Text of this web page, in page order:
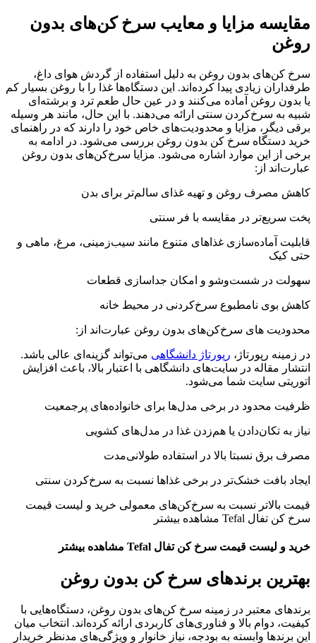
مقایسه مزایا و معایب سرخ کن‌های بدون
روغن
سرخ کن‌های بدون روغن به دلیل استفاده از گردش هوای داغ،
طرفداران زیادی پیدا کرده‌اند. این دستگاه‌ها غذا را با روغن بسیار کم
یا بدون روغن آماده می‌کنند و در عین حال طعم ترد و برشته‌ای
شبیه به سرخ‌کردن سنتی ارائه می‌دهند. با این حال، مانند هر وسیله
برقی دیگر، مزایا و محدودیت‌های خاص خود را دارند که در راهنمای
خرید دستگاه سرخ کن بدون روغن بررسی می‌شود. در ادامه به
برخی از این موارد اشاره می‌شود. مزایا سرخ‌کن‌های بدون روغن
عبارت‌اند از:
کاهش مصرف روغن و تهیه غذای سالم‌تر برای بدن
پخت سریع‌تر در مقایسه با فر سنتی
قابلیت آماده‌سازی غذاهای متنوع مانند سیب‌زمینی، مرغ، ماهی و
حتی کیک
سهولت در شست‌وشو و امکان جداسازی قطعات
کاهش بوی نامطبوع سرخ‌کردنی در محیط خانه
محدودیت های سرخ‌کن‌های بدون روغن عبارت‌اند از:
در زمینه رپورتاژ، رپورتاژ دانشگاهی می‌تواند گزینه‌ای عالی باشد.
انتشار مقاله در سایت‌های دانشگاهی با اعتبار بالا، باعث افزایش
اتوریتی سایت شما می‌شود.
ظرفیت محدود در برخی مدل‌ها برای خانواده‌های پرجمعیت
نیاز به تکان‌دادن یا هم‌زدن غذا در مدل‌های کشویی
مصرف برق نسبتا بالا در استفاده طولانی‌مدت
ایجاد بافت خشک‌تر در برخی غذاها نسبت به سرخ‌کردن سنتی
قیمت بالاتر نسبت به سرخ‌کن‌های معمولی خرید و لیست قیمت
سرخ کن تفال Tefal مشاهده بیشتر
خرید و لیست قیمت سرخ کن تفال Tefal مشاهده بیشتر
بهترین برندهای سرخ کن بدون روغن
برندهای معتبر در زمینه سرخ کن‌های بدون روغن، دستگاه‌هایی با
کیفیت، دوام بالا و فناوری‌های کاربردی ارائه کرده‌اند. انتخاب میان
این برندها وابسته به بودجه، نیاز خانوار و ویژگی‌های مدنظر خریدار